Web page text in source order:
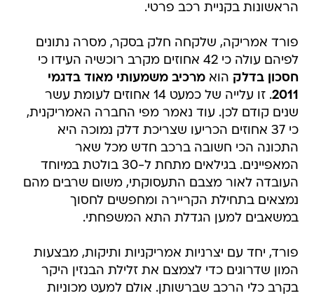
הראשונות בקניית רכב פרטי.
פורד אמריקה, שלקחה חלק בסקר, מסרה נתונים
לפיהם עולה כי 42 אחוזים מקרב רוכשיה העידו כי
חסכון בדלק הואמרכיב משמעותי מאוד בדגמי
2011
. זו עלייה של כמעט 14 אחוזים לעומת עשר
שנים קודם לכן. עוד נאמר מפי החברה האמריקנית,
כי 37 אחוזים הכריעו שצריכת דלק נמוכה היא
התכונה הכי חשובה ברכב חדש מכל שאר
המאפיינים. בגילאים מתחת ל-30 בולטת במיוחד
העובדה לאור מצבם התעסוקתי, משום שרבים מהם
נמצאים בתחילת הקריירה ומחפשים לחסוך
במשאבים למען הגדלת התא המשפחתי.
פורד, יחד עם יצרניות אמריקניות ותיקות, מבצעות
המון שדרוגים כדי לצמצם את זלילת הבנזין היקר
בקרב כלי הרכב שברשותן. אולם למעט מכוניות